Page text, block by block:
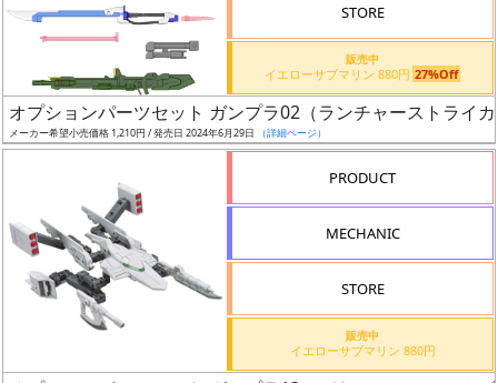
状
売
切
含
開
始
前
STORE
販売中
イエローサブマリン 880円 27%Off
オプションパーツセット ガンプラ02（ランチャーストライ
メーカー希望小売価格 1,210円 / 発売日 2024年6月29日 （詳細ページ）
PRODUCT
MECHANIC
STORE
販売中
イエローサブマリン 880円